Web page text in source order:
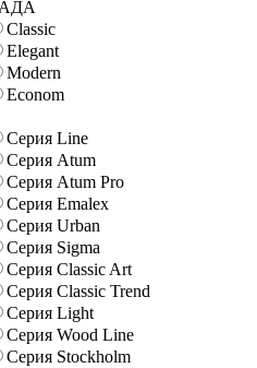
Classic
Elegant
Modern
Econom
Серия Line
Серия Atum
Серия Atum Pro
Серия Emalex
Серия Urban
Серия Sigma
Серия Classic Art
Серия Classic Trend
Серия Light
Серия Wood Line
Серия Stockholm